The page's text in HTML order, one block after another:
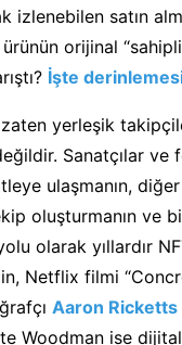
izlenebilen satın
orijinal
İşte
zaten yerleşik
Sanatçılar ve
ulaşmanın,
oluşturmanın ve
olarak yıllardır
Netflix filmi
Aaron Ricketts
Woodman ise